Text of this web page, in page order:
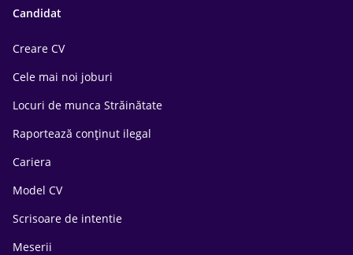
Candidat
Creare CV
Cele mai noi joburi
Locuri de munca Străinătate
Raportează conținut ilegal
Cariera
Model CV
Scrisoare de intentie
Meserii